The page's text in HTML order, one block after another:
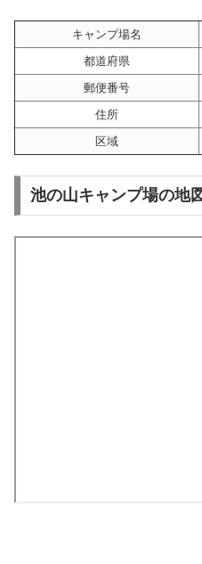
キャンプ場名
都道府県
郵便番号
住所
区域
池の山キャンプ場の地